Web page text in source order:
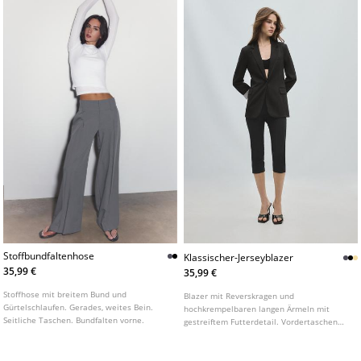
Stoffbundfaltenhose
35,99 €
Stoffhose mit breitem Bund und
Gürtelschlaufen. Gerades, weites Bein.
Seitliche Taschen. Bundfalten vorne.
Klassischer-Jerseyblazer
35,99 €
Blazer mit Reverskragen und
hochkrempelbaren langen Ärmeln mit
gestreiftem Futterdetail. Vordertaschen